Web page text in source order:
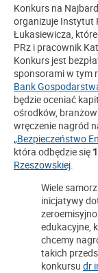
Konkurs na
organizuje Instytut
Łukasiewicza,
PRz i pracownik
Konkurs jest
sponsorami w tym
Bank
będzie oceniać
ośrodków,
wręczenie nagród
„Bezpieczeństwo
która odbędzie się
Rzeszowskiej
Wiele
inicjatywy
edukacyjne,
chcemy
takich
konkursu dr